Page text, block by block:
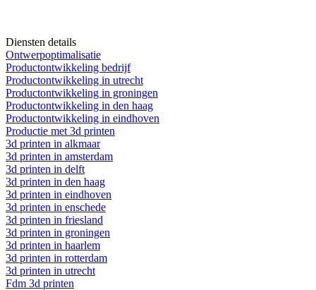
Diensten details
Ontwerpoptimalisatie
Productontwikkeling bedrijf
Productontwikkeling in utrecht
Productontwikkeling in groningen
Productontwikkeling in den haag
Productontwikkeling in eindhoven
Productie met 3d printen
3d printen in alkmaar
3d printen in amsterdam
3d printen in delft
3d printen in den haag
3d printen in eindhoven
3d printen in enschede
3d printen in friesland
3d printen in groningen
3d printen in haarlem
3d printen in rotterdam
3d printen in utrecht
Fdm 3d printen